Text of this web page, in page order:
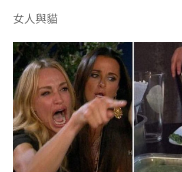
女人與貓